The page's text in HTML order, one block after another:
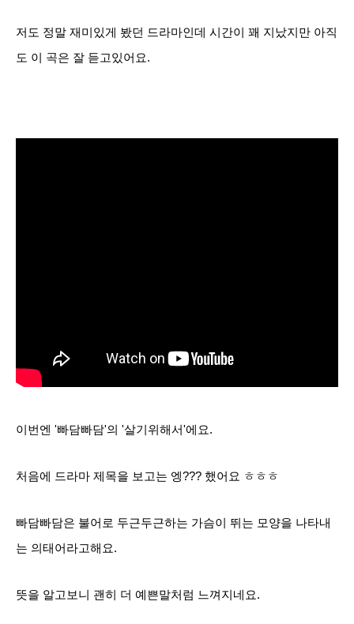
저도 정말 재미있게 봤던 드라마인데 시간이 꽤 지났지만 아직
도 이 곡은 잘 듣고있어요.
이번엔 '빠담빠담'의 '살기위해서'에요.
처음에 드라마 제목을 보고는 엥??? 했어요 ㅎㅎㅎ
빠담빠담은 불어로 두근두근하는 가슴이 뛰는 모양을 나타내
는 의태어라고해요.
뜻을 알고보니 괜히 더 예쁜말처럼 느껴지네요.